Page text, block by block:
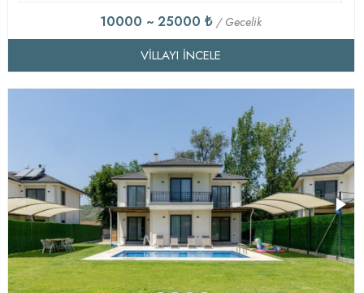
10000 ~ 25000 ₺ / Gecelik
VILLAYI İNCELE